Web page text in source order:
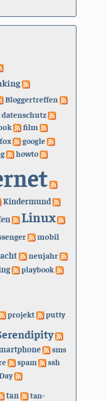
Bloggertreffen
datenschutz
film
google
howto
Kindermund
Linux
mobil
neujahr
playbook
projekt putty
sms
spam ssh
tan tan-